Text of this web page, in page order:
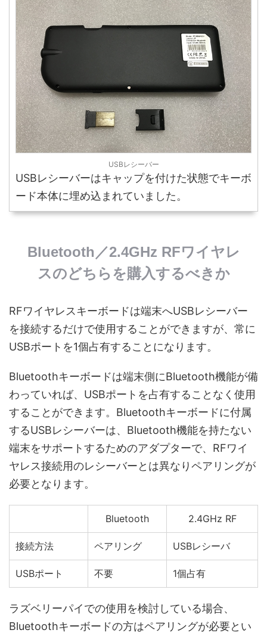
USBレシーバー
USBレシーバーはキャップを付けた状態でキーボ
ード本体に埋め込まれていました。
Bluetooth／2.4GHz RFワイヤレ
スのどちらを購入するべきか
RFワイヤレスキーボードは端末へUSBレシーバー
を接続するだけで使用することができますが、常に
USBポートを1個占有することになります。
Bluetoothキーボードは端末側にBluetooth機能が備
わっていれば、USBポートを占有することなく使用
することができます。Bluetoothキーボードに付属
するUSBレシーバーは、Bluetooth機能を持たない
端末をサポートするためのアダプターで、RFワイ
ヤレス接続用のレシーバーとは異なりペアリングが
必要となります。
Bluetooth 2.4GHz RF
接続方法 ペアリング USBレシーバ
USBポート 不要 1個占有
ラズベリーパイでの使用を検討している場合、
Bluetoothキーボードの方はペアリングが必要とい